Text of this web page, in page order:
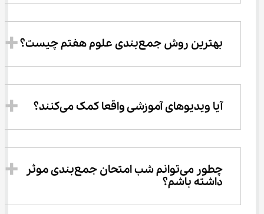
بهترین روش جمع‌بندی علوم هفتم چیست؟
آیا ویدیوهای آموزشی واقعا کمک می‌کنند؟
چطور می‌توانم شب امتحان جمع‌بندی موثر
داشته باشم؟